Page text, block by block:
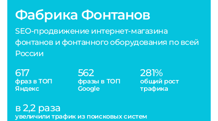
Фабрика Фонтанов
SEO-продвижение интернет-магазина
фонтанов и фонтанного оборудования по всей
России
617
фраз в ТОП
Яндекс
562
фразы в ТОП
Google
281%
общий рост
трафика
в 2,2 раза
увеличили трафик из поисковых систем